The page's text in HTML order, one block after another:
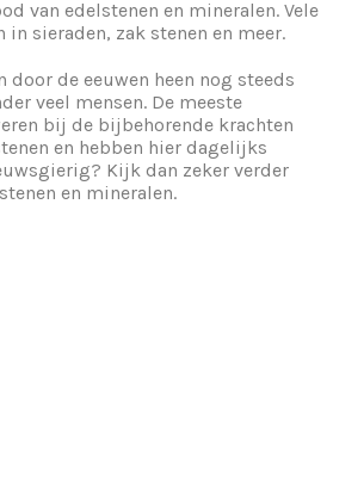
van edelstenen en mineralen. Vele
sieraden, zak stenen en meer.
door de eeuwen heen nog steeds
veel mensen. De meeste
bij de bijbehorende krachten
en hebben hier dagelijks
Kijk dan zeker verder
en mineralen.